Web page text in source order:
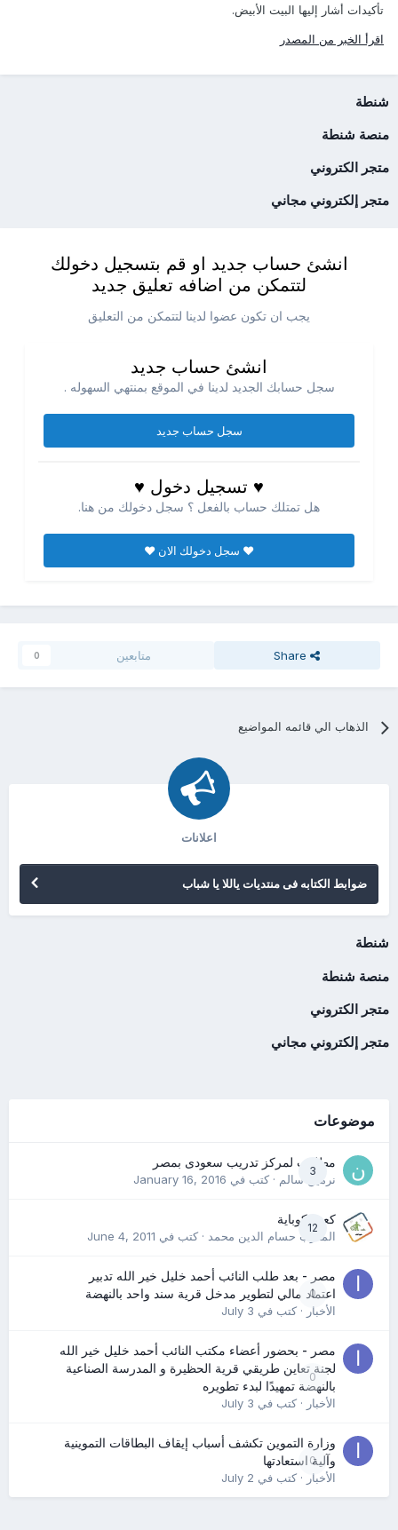
تأكيدات أشار إليها البيت الأبيض.
اقرأ الخبر من المصدر
شنطة
منصة شنطة
متجر الكتروني
متجر إلكتروني مجاني
انشئ حساب جديد او قم بتسجيل دخولك
لتتمكن من اضافه تعليق جديد
يجب ان تكون عضوا لدينا لتتمكن من التعليق
انشئ حساب جديد
سجل حسابك الجديد لدينا في الموقع بمنتهي السهوله .
سجل حساب جديد
♥ تسجيل دخول ♥
هل تمتلك حساب بالفعل ؟ سجل دخولك من هنا.
♥ سجل دخولك الان ♥
Share متابعين 0
الذهاب الي قائمه المواضيع
اعلانات
ضوابط الكتابه فى منتديات ياللا يا شباب
شنطة
منصة شنطة
متجر الكتروني
متجر إلكتروني مجاني
موضوعات
3
مطلوب لمركز تدريب سعودى بمصر
نرمين سالم· كتب في January 16, 2016
12
كعب كوباية
المدرب حسام الدين محمد· كتب في June 4, 2011
0
مصر - بعد طلب النائب أحمد خليل خير الله تدبير
اعتماد مالي لتطوير مدخل قرية سند واحد بالنهضة
الأخبار· كتب في July 3
0
مصر - بحضور أعضاء مكتب النائب أحمد خليل خير الله
لجنة تعاين طريقي قرية الحظيرة و المدرسة الصناعية
بالنهضة تمهيدًا لبدء تطويره
الأخبار· كتب في July 3
0
وزارة التموين تكشف أسباب إيقاف البطاقات التموينية
وآلية استعادتها
الأخبار· كتب في July 2